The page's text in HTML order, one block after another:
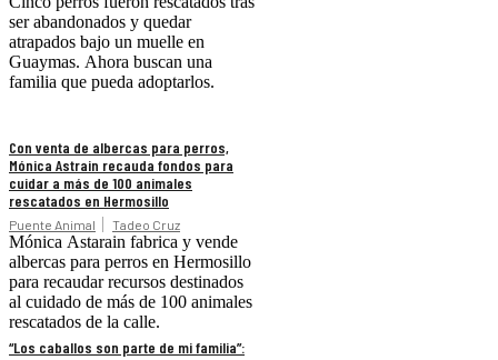
ser abandonados y quedar
atrapados bajo un muelle en
Guaymas. Ahora buscan una
familia que pueda adoptarlos.
Con venta de albercas para perros,
Mónica Astrain recauda fondos para
cuidar a más de 100 animales
rescatados en Hermosillo
Puente Animal Tadeo Cruz
Mónica Astarain fabrica y vende
albercas para perros en Hermosillo
para recaudar recursos destinados
al cuidado de más de 100 animales
rescatados de la calle.
“Los caballos son parte de mi familia”: